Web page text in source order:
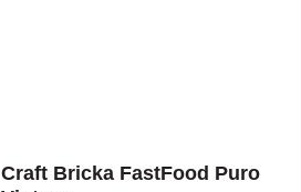
Craft Bricka FastFood Puro